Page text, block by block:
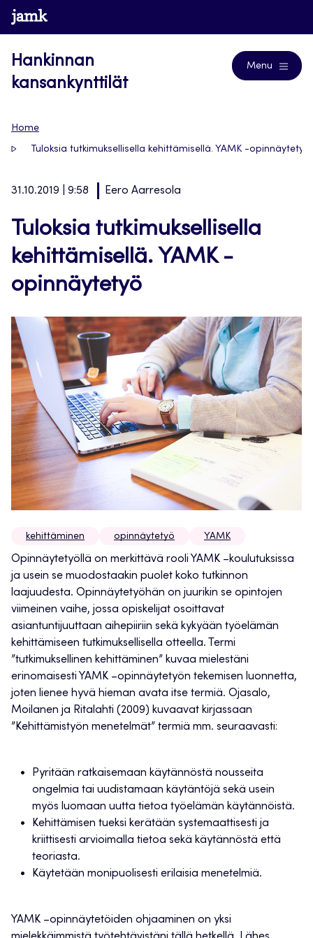
Siirry
suoraan
www.jamk.fi
Hankinnan
kansankynttilät
Menu
Home
Tuloksia tutkimuksellisella kehittämisellä. YAMK -opinnäytetyö
31.10.2019 | 9:58 Eero Aarresola
Tuloksia tutkimuksellisella
kehittämisellä. YAMK -
opinnäytetyö
kehittäminen opinnäytetyö YAMK
Opinnäytetyöllä on merkittävä rooli YAMK –koulutuksissa
ja usein se muodostaakin puolet koko tutkinnon
laajuudesta. Opinnäytetyöhän on juurikin se opintojen
viimeinen vaihe, jossa opiskelijat osoittavat
asiantuntijuuttaan aihepiiriin sekä kykyään työelämän
kehittämiseen tutkimuksellisella otteella. Termi
”tutkimuksellinen kehittäminen” kuvaa mielestäni
erinomaisesti YAMK –opinnäytetyön tekemisen luonnetta,
joten lienee hyvä hieman avata itse termiä. Ojasalo,
Moilanen ja Ritalahti (2009) kuvaavat kirjassaan
”Kehittämistyön menetelmät” termiä mm. seuraavasti:
Pyritään ratkaisemaan käytännöstä nousseita
ongelmia tai uudistamaan käytäntöjä sekä usein
myös luomaan uutta tietoa työelämän käytännöistä.
Kehittämisen tueksi kerätään systemaattisesti ja
kriittisesti arvioimalla tietoa sekä käytännöstä että
teoriasta.
Käytetään monipuolisesti erilaisia menetelmiä.
YAMK –opinnäytetöiden ohjaaminen on yksi